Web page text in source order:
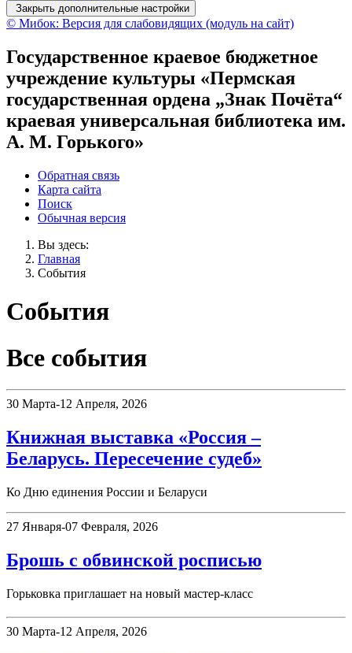
Закрыть дополнительные настройки
© Мибок: Версия для слабовидящих (модуль на сайт)
Государственное краевое бюджетное
учреждение культуры «Пермская
государственная ордена „Знак Почёта“
краевая универсальная библиотека им.
А. М. Горького»
Обратная связь
Карта сайта
Поиск
Обычная версия
Вы здесь:
Главная
События
События
Все события
30 Марта-12 Апреля, 2026
Книжная выставка «Россия –
Беларусь. Пересечение судеб»
Ко Дню единения России и Беларуси
27 Января-07 Февраля, 2026
Брошь с обвинской росписью
Горьковка приглашает на новый мастер-класс
30 Марта-12 Апреля, 2026